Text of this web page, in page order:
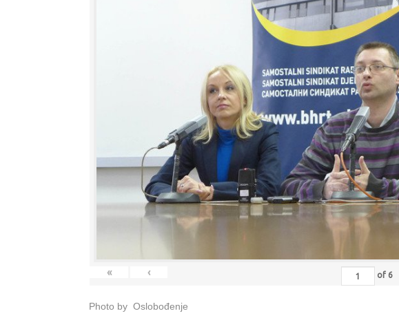
« ‹ of 6
Photo by Oslobođenje